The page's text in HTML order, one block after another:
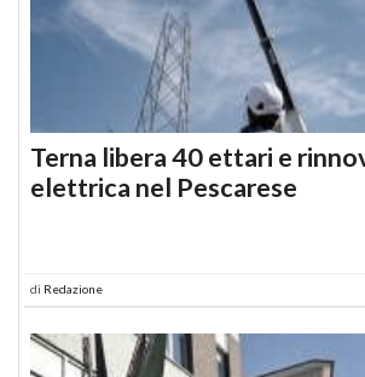
Terna libera 40 ettari e
elettrica nel Pescarese
di Redazione